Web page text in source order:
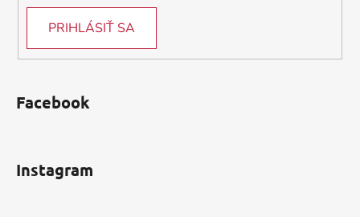
p
PRIHLÁSIŤ SA
Facebook
Instagram